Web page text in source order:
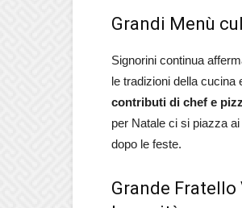
Grandi Menù
Signorini continua
le tradizioni della cucina
contributi di chef e
per Natale ci si piazza
dopo le feste.
Grande